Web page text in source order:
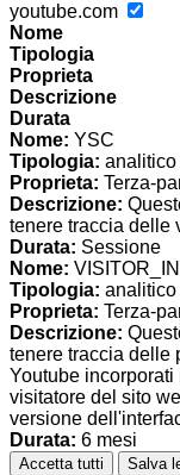
youtube.com
Nome
Tipologia
Proprieta
Descrizione
Durata
Nome: YSC
Tipologia: analitico
Proprieta: Terza-
Descrizione:
tenere traccia delle
Durata: Sessione
Nome:
Tipologia: analitico
Proprieta: Terza-
Descrizione:
tenere traccia delle
Youtube incorporati
visitatore del sito
versione
Durata: 6 mesi
Accetta tutti Salva